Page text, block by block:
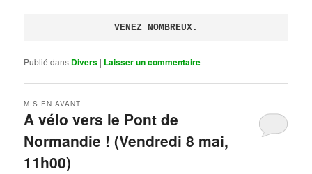
VENEZ NOMBREUX.
Publié dans Divers | Laisser un commentaire
A vélo vers le Pont de
Normandie ! (Vendredi 8 mai,
11h00)
MIS EN AVANT